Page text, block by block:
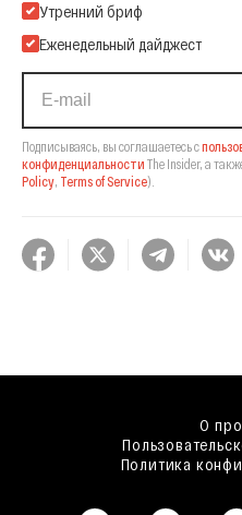
Подпишитесь на нашу Email-
Утренний бриф
Еженедельный дайджест
Подписываясь, вы соглашаетесь с
конфиденциальности The Insider, а
Policy, Terms of Service).
О
Политика